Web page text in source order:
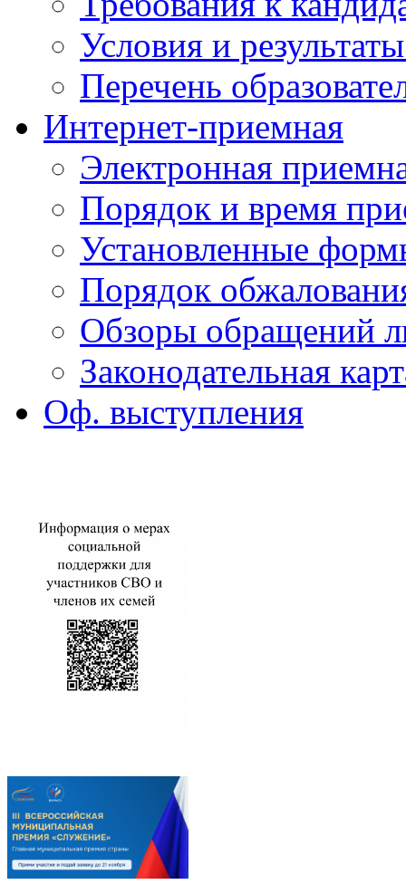
Условия и
Перечень
Интернет-приемная
Электронная
Порядок и время
Установленные
Порядок
Обзоры обращений
Законодательная
Оф. выступления